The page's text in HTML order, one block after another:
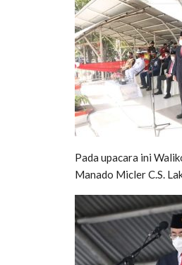
Pada upacara ini
Manado Micler C.S.